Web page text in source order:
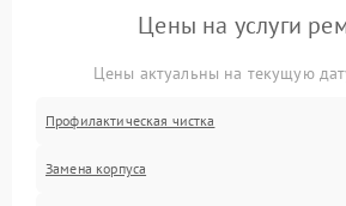
Цены на услуги
Цены актуальны на текущую
Профилактическая чистка
Замена корпуса